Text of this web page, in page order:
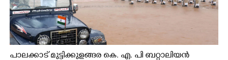
പാലക്കാട് മുട്ടിക്കുളങ്ങര കെ. എ. പി ബറ്റാലിയൻ